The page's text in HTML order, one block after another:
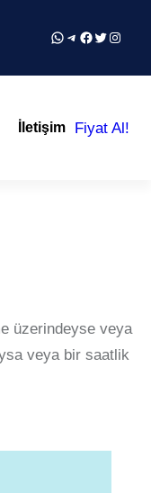
WhatsApp
Telegram
Facebook
Twitter
İletişim Fiyat Al!
üzerindeyse veya
veya bir saatlik